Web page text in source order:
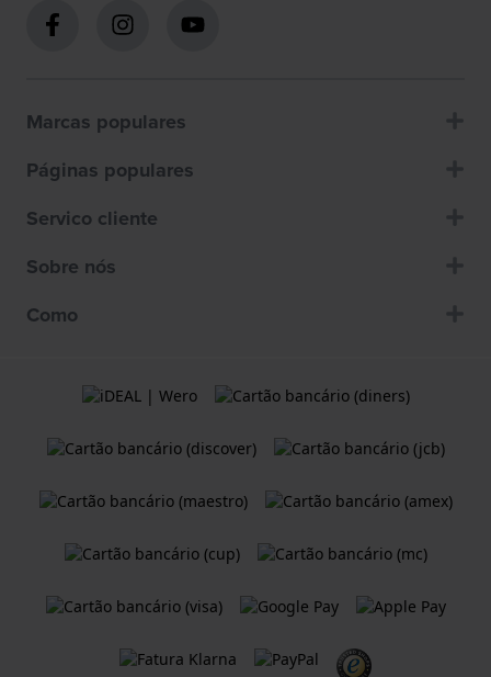
Marcas populares
Páginas populares
Servico cliente
Sobre nós
Como